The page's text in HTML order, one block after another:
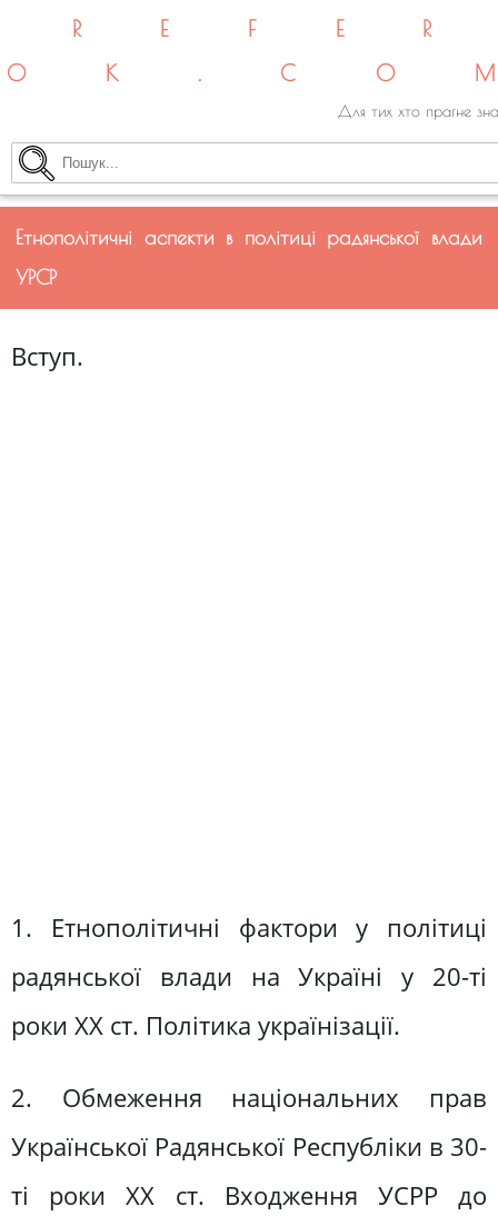
Для тих хто прагне
Етнополітичні аспекти в політиці радянської влади
УРСР
Вступ.
1. Етнополітичні фактори у політиці
радянської влади на Україні у 20-ті
роки XX ст. Політика українізації.
2. Обмеження національних прав
Української Радянської Республіки в 30-
ті роки XX ст. Входження УСРР до